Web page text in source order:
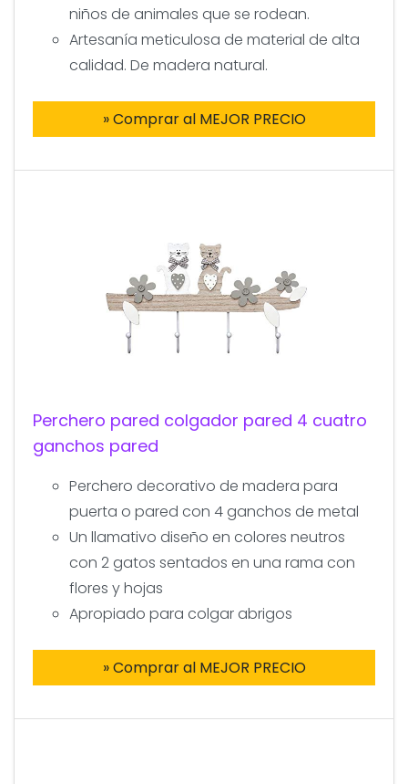
niños de animales que se rodean.
Artesanía meticulosa de material de alta
calidad. De madera natural.
» Comprar al MEJOR PRECIO
Perchero pared colgador pared 4 cuatro
ganchos pared
Perchero decorativo de madera para
puerta o pared con 4 ganchos de metal
Un llamativo diseño en colores neutros
con 2 gatos sentados en una rama con
flores y hojas
Apropiado para colgar abrigos
» Comprar al MEJOR PRECIO